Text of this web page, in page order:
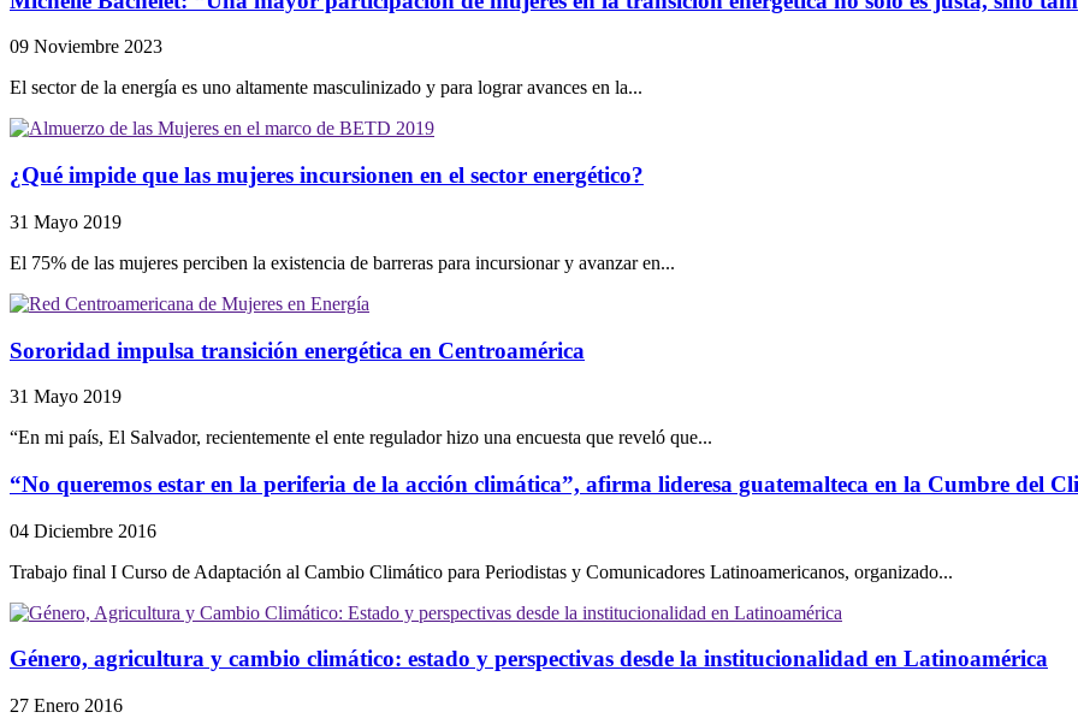
09 Noviembre 2023
El sector de la energía es uno altamente masculinizado y para lograr avances en la...
¿Qué impide que las mujeres incursionen en el sector energético?
31 Mayo 2019
El 75% de las mujeres perciben la existencia de barreras para incursionar y avanzar en...
Sororidad impulsa transición energética en Centroamérica
31 Mayo 2019
“En mi país, El Salvador, recientemente el ente regulador hizo una encuesta que reveló que...
“No queremos estar en la periferia de la acción climática”, afirma lideresa guatemalteca en la Cumbre del
04 Diciembre 2016
Trabajo final I Curso de Adaptación al Cambio Climático para Periodistas y Comunicadores Latinoamericanos, organizado...
Género, agricultura y cambio climático: estado y perspectivas desde la institucionalidad en Latinoamérica
27 Enero 2016